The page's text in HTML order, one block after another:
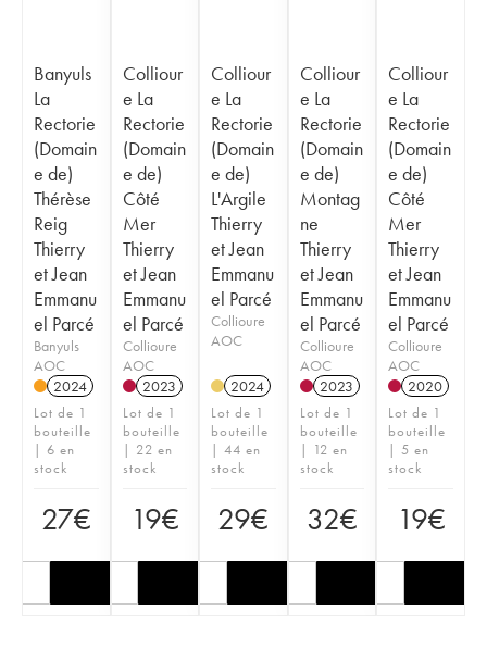
Banyuls
La
Rectorie
(Domain
e de)
Thérèse
Reig
Thierry
et Jean
Emmanu
el Parcé
Banyuls
AOC
2024
Lot de 1
bouteille
| 6 en
stock
27€
Colliour
e La
Rectorie
(Domain
e de)
Côté
Mer
Thierry
et Jean
Emmanu
el Parcé
Collioure
AOC
2023
Lot de 1
bouteille
| 22 en
stock
19€
Colliour
e La
Rectorie
(Domain
e de)
L'Argile
Thierry
et Jean
Emmanu
el Parcé
Collioure
AOC
2024
Lot de 1
bouteille
| 44 en
stock
29€
Colliour
e La
Rectorie
(Domain
e de)
Montag
ne
Thierry
et Jean
Emmanu
el Parcé
Collioure
AOC
2023
Lot de 1
bouteille
| 12 en
stock
32€
Colliour
e La
Rectorie
(Domain
e de)
Côté
Mer
Thierry
et Jean
Emmanu
el Parcé
Collioure
AOC
2020
Lot de 1
bouteille
| 5 en
stock
19€